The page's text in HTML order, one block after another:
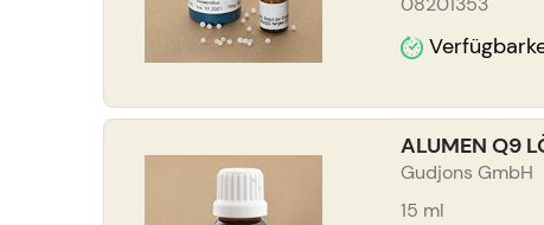
ALUMEN Q9
Gudjons GmbH
15 ml